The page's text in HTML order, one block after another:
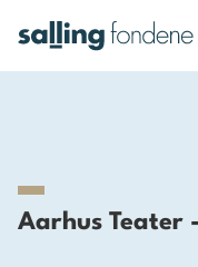
Aarhus Teater